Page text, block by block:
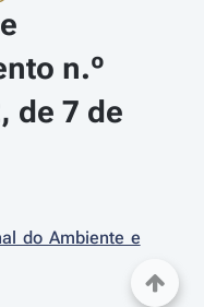
n.º
de 7 de
do Ambiente e